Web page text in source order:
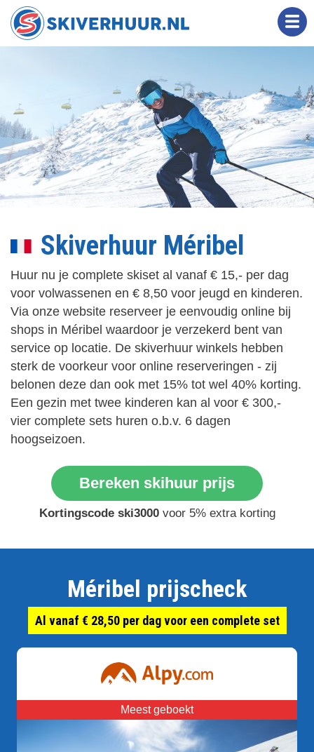
Overslaan
en
naar
Skiverhuur Méribel
Huur nu je complete skiset al vanaf € 15,- per dag
voor volwassenen en € 8,50 voor jeugd en kinderen.
Via onze website reserveer je eenvoudig online bij
shops in Méribel waardoor je verzekerd bent van
service op locatie. De skiverhuur winkels hebben
sterk de voorkeur voor online reserveringen - zij
belonen deze dan ook met 15% tot wel 40% korting.
Een gezin met twee kinderen kan al voor € 300,-
vier complete sets huren o.b.v. 6 dagen
hoogseizoen.
Bereken skihuur prijs
Kortingscode ski3000 voor 5% extra korting
Méribel prijscheck
Al vanaf € 28,50 per dag voor een complete set
Meest geboekt